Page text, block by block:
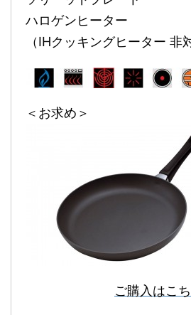
ハロゲンヒーター
（IHクッキングヒーター 非
＜お求め＞
ご購入はこ